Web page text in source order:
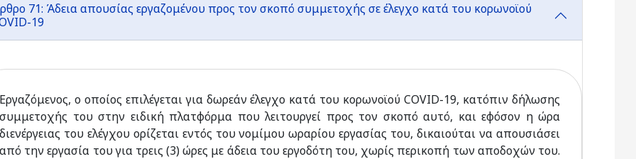
71: Άδεια απουσίας εργαζομένου προς τον σκοπό συμμετοχής σε έλεγχο κατά του κορωνοϊού
19
Εργαζόμενος, ο οποίος επιλέγεται για δωρεάν έλεγχο κατά του κορωνοϊού COVID-19, κατόπιν δήλωσης
συμμετοχής του στην ειδική πλατφόρμα που λειτουργεί προς τον σκοπό αυτό, και εφόσον η ώρα
διενέργειας του ελέγχου ορίζεται εντός του νομίμου ωραρίου εργασίας του, δικαιούται να απουσιάσει
από την εργασία του για τρεις (3) ώρες με άδεια του εργοδότη του, χωρίς περικοπή των αποδοχών του.